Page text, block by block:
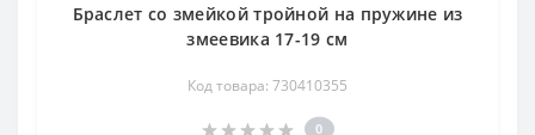
Браслет со змейкой тройной на пружине из
змеевика 17-19 см
Код товара: 730410355
0